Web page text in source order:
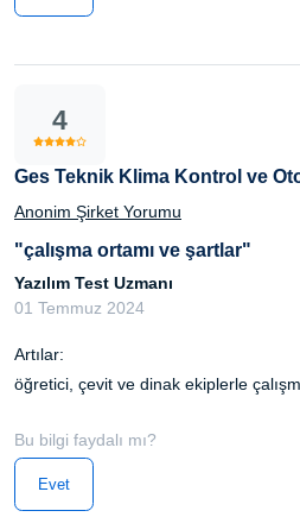
4
Ges Teknik Klima Kontrol ve
Anonim Şirket Yorumu
"çalışma ortamı ve şartlar"
Yazılım Test Uzmanı
01 Temmuz 2024
Artılar:
öğretici, çevit ve dinak ekiplerle
Bu bilgi faydalı mı?
Evet